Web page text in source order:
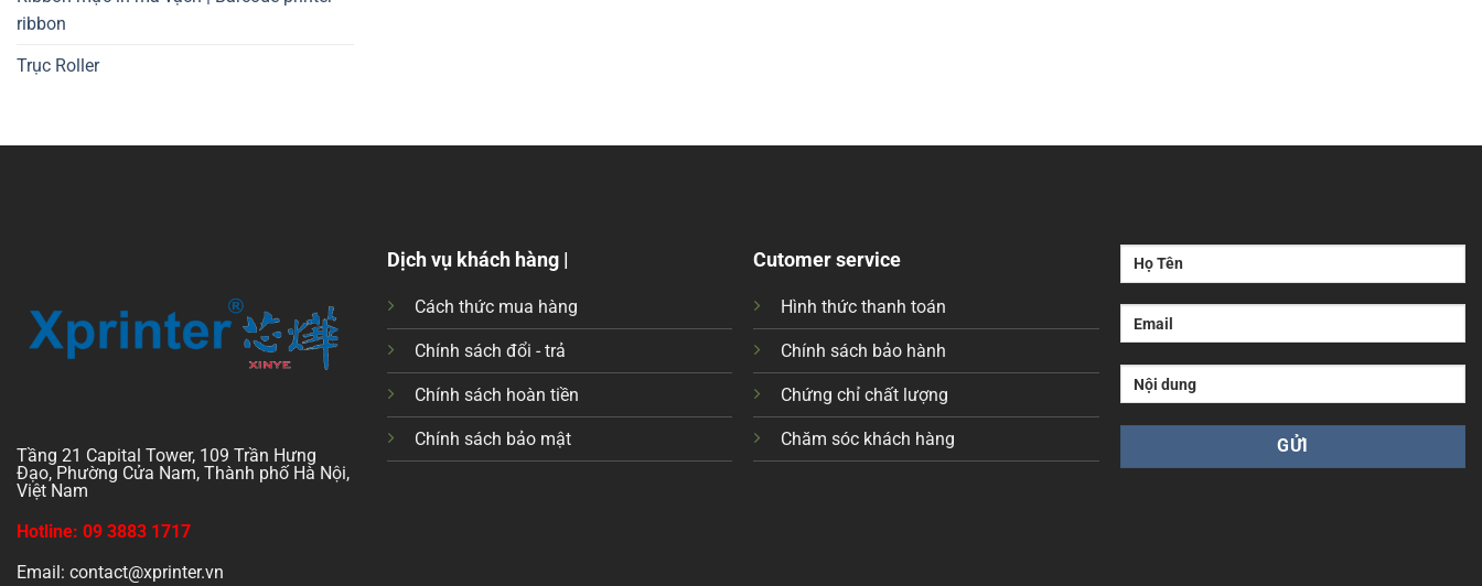
ribbon
Trục Roller
Tầng 21 Capital Tower, 109 Trần Hưng
Đạo, Phường Cửa Nam, Thành phố Hà Nội,
Việt Nam
Hotline: 09 3883 1717
Email: contact@xprinter.vn
Dịch vụ khách hàng |
Cách thức mua hàng
Chính sách đổi - trả
Chính sách hoàn tiền
Chính sách bảo mật
Cutomer service
Hình thức thanh toán
Chính sách bảo hành
Chứng chỉ chất lượng
Chăm sóc khách hàng